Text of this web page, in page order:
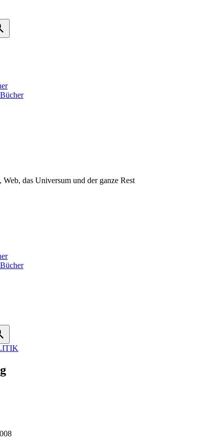
das Universum und der ganze Rest